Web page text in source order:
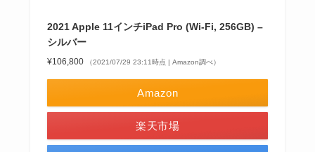
2021 Apple 11インチiPad Pro (Wi-Fi, 256GB) –
シルバー
¥106,800 （2021/07/29 23:11時点 | Amazon調べ）
Amazon
楽天市場